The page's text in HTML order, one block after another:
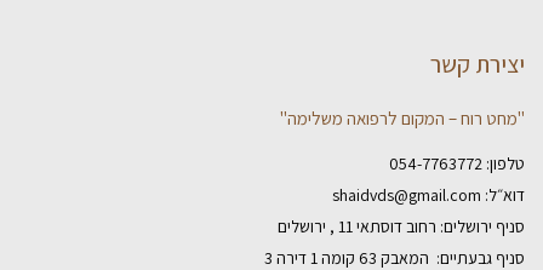
יצירת קשר
"מחט רוח – המקום לרפואה משלימה"
טלפון: 054-7763772
דוא״ל: shaidvds@gmail.com
סניף ירושלים: רחוב דוסתאי 11 , ירושלים
סניף גבעתיים: המאבק 63 קומה 1 דירה 3